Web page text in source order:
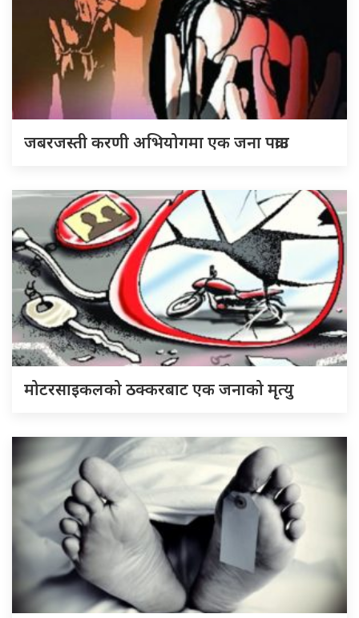
जबरजस्ती करणी अभियोगमा एक जना पक्राउ
मोटरसाइकलको ठक्करबाट एक जनाको मृत्यु